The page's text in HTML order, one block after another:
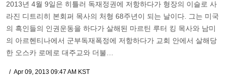
2013년 4월 9일은 히틀러 독재정권에 저항하다가 형장의 이슬로 사
라진 디트리히 본회퍼 목사의 처형 68주년이 되는 날이다. 그는 미국
의 흑인들의 인권운동을 하다가 살해된 마르틴 루터 킹 목사와 남미
의 아르헨티나에서 군부독재폭정에 저항하다가 교회 안에서 살해당
한 오스카 로메로 대주교와 더불…
Apr 09, 2013 09:47 AM KST